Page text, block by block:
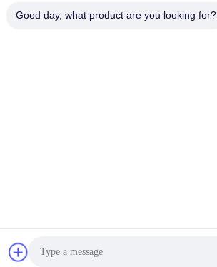
Good day, what product are you looking for?